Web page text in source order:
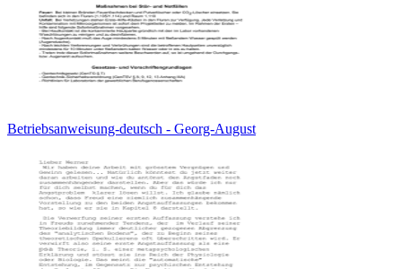
Betriebsanweisung-deutsch - Georg-August